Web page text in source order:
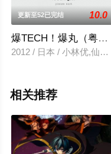
更新至52已完结 10.0
爆TECH！爆丸（粤语
2012 / 日本 / 小林优,仙
相关推荐